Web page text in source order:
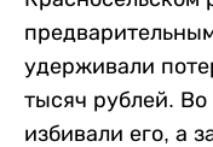
удерживали
тысяч рублей.
избивали его, а